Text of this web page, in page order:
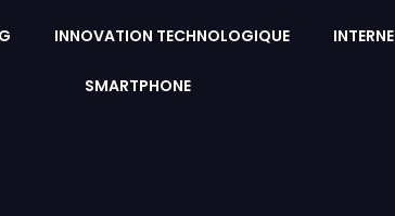
INNOVATION TECHNOLOGIQUE
SMARTPHONE